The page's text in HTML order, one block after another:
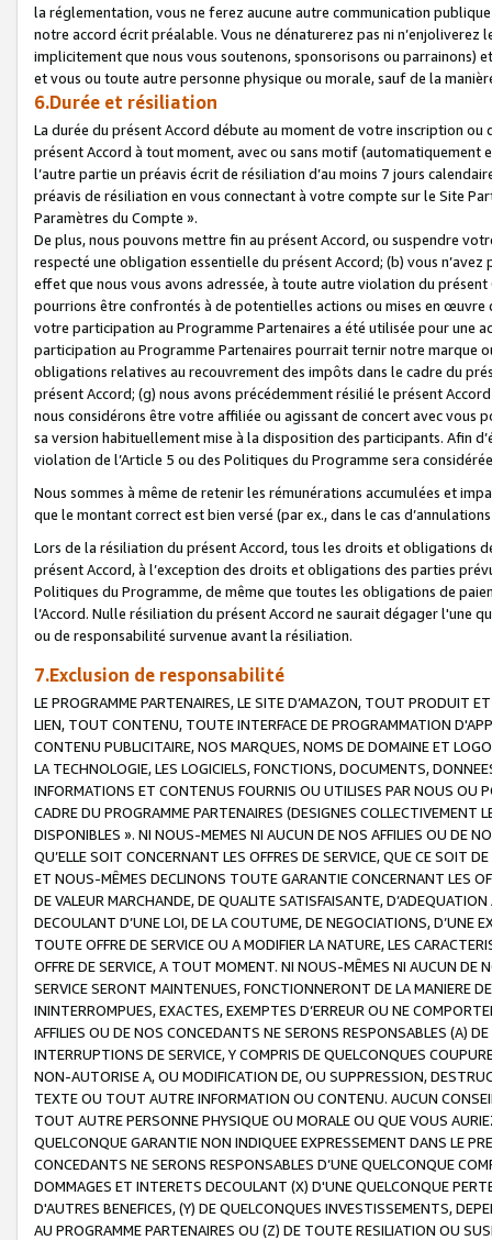
la réglementation, vous ne ferez aucune autre communication
notre accord écrit préalable. Vous ne dénaturerez pas ni
implicitement que nous vous soutenons, sponsorisons ou parrainons)
et vous ou toute autre personne physique ou morale, sauf de la
6.Durée et résiliation
La durée du présent Accord débute au moment de votre inscription
présent Accord à tout moment, avec ou sans motif (automatiquement
l’autre partie un préavis écrit de résiliation d’au moins 7 jours
préavis de résiliation en vous connectant à votre compte sur le Site
Paramètres du Compte ».
De plus, nous pouvons mettre fin au présent Accord, ou suspendre
respecté une obligation essentielle du présent Accord; (b) vous
effet que nous vous avons adressée, à toute autre violation du
pourrions être confrontés à de potentielles actions ou mises en
votre participation au Programme Partenaires a été utilisée pour une
participation au Programme Partenaires pourrait ternir notre marque
obligations relatives au recouvrement des impôts dans le cadre du
présent Accord; (g) nous avons précédemment résilié le présent
nous considérons être votre affiliée ou agissant de concert avec vous
sa version habituellement mise à la disposition des participants. Afin
violation de l’Article 5 ou des Politiques du Programme sera
Nous sommes à même de retenir les rémunérations accumulées et
que le montant correct est bien versé (par ex., dans le cas
Lors de la résiliation du présent Accord, tous les droits et obligations
présent Accord, à l’exception des droits et obligations des parties
Politiques du Programme, de même que toutes les obligations de
l’Accord. Nulle résiliation du présent Accord ne saurait dégager l'une
ou de responsabilité survenue avant la résiliation.
7.Exclusion de responsabilité
LE PROGRAMME PARTENAIRES, LE SITE D’AMAZON, TOUT PRODUIT
LIEN, TOUT CONTENU, TOUTE INTERFACE DE PROGRAMMATION
CONTENU PUBLICITAIRE, NOS MARQUES, NOMS DE DOMAINE ET
LA TECHNOLOGIE, LES LOGICIELS, FONCTIONS, DOCUMENTS,
INFORMATIONS ET CONTENUS FOURNIS OU UTILISES PAR NOUS OU
CADRE DU PROGRAMME PARTENAIRES (DESIGNES COLLECTIVEMENT
DISPONIBLES ». NI NOUS-MEMES NI AUCUN DE NOS AFFILIES OU DE
QU’ELLE SOIT CONCERNANT LES OFFRES DE SERVICE, QUE CE SOIT
ET NOUS-MÊMES DECLINONS TOUTE GARANTIE CONCERNANT LES
DE VALEUR MARCHANDE, DE QUALITE SATISFAISANTE,
DECOULANT D’UNE LOI, DE LA COUTUME, DE NEGOCIATIONS, D’UNE
TOUTE OFFRE DE SERVICE OU A MODIFIER LA NATURE, LES
OFFRE DE SERVICE, A TOUT MOMENT. NI NOUS-MÊMES NI AUCUN DE
SERVICE SERONT MAINTENUES, FONCTIONNERONT DE LA MANIERE
ININTERROMPUES, EXACTES, EXEMPTES D’ERREUR OU NE
AFFILIES OU DE NOS CONCEDANTS NE SERONS RESPONSABLES (A)
INTERRUPTIONS DE SERVICE, Y COMPRIS DE QUELCONQUES
NON-AUTORISE A, OU MODIFICATION DE, OU SUPPRESSION,
TEXTE OU TOUT AUTRE INFORMATION OU CONTENU. AUCUN
TOUT AUTRE PERSONNE PHYSIQUE OU MORALE OU QUE VOUS
QUELCONQUE GARANTIE NON INDIQUEE EXPRESSEMENT DANS LE
CONCEDANTS NE SERONS RESPONSABLES D’UNE QUELCONQUE
DOMMAGES ET INTERETS DECOULANT (X) D'UNE QUELCONQUE
D'AUTRES BENEFICES, (Y) DE QUELCONQUES INVESTISSEMENTS,
AU PROGRAMME PARTENAIRES OU (Z) DE TOUTE RESILIATION OU